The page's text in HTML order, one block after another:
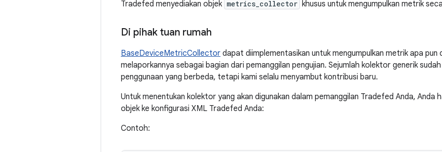
Tradefed menyediakan objek metrics_collector khusus untuk mengumpulkan metrik
Di pihak tuan rumah
BaseDeviceMetricCollector dapat diimplementasikan untuk mengumpulkan metrik apa pun
melaporkannya sebagai bagian dari pemanggilan pengujian. Sejumlah kolektor generik
penggunaan yang berbeda, tetapi kami selalu menyambut kontribusi baru.
Untuk menentukan kolektor yang akan digunakan dalam pemanggilan Tradefed Anda, Anda
objek ke konfigurasi XML Tradefed Anda:
Contoh: